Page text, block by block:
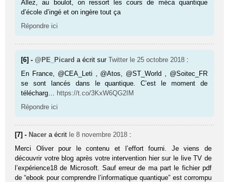
Allez, au boulot, on ressort les cours de méca quantique
d’école d’ingé et on ingère tout ça
Répondre ici
[6] -@PE_Picard a écrit surTwitter le 25 octobre 2018 :
En France, @CEA_Leti , @Atos, @ST_World , @Soitec_FR
se sont lancés dans le quantique. C’est le moment de
télécharg…
https://t.co/3KxW6QG2IM
Répondre ici
[7] - Nacer a écrit le 8 novembre 2018 :
Merci Oliver pour le contenu et l’effort fourni. Je viens de
découvrir votre blog après votre intervention hier sur le live TV de
l’expérience18 de Microsoft. Sauf erreur de ma part le fichier pdf
de “ebook pour comprendre l’informatique quantique” est corrompu